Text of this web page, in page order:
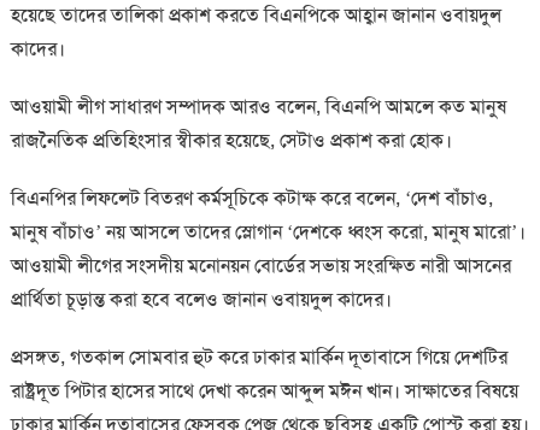
হয়েছে তাদের তালিকা প্রকাশ করতে বিএনপিকে আহ্বান জানান ওবায়দুল
কাদের।
আওয়ামী লীগ সাধারণ সম্পাদক আরও বলেন, বিএনপি আমলে কত মানুষ
রাজনৈতিক প্রতিহিংসার স্বীকার হয়েছে, সেটাও প্রকাশ করা হোক।
বিএনপির লিফলেট বিতরণ কর্মসূচিকে কটাক্ষ করে বলেন, ‘দেশ বাঁচাও,
মানুষ বাঁচাও’ নয় আসলে তাদের স্লোগান ‘দেশকে ধ্বংস করো, মানুষ মারো’।
আওয়ামী লীগের সংসদীয় মনোনয়ন বোর্ডের সভায় সংরক্ষিত নারী আসনের
প্রার্থিতা চূড়ান্ত করা হবে বলেও জানান ওবায়দুল কাদের।
প্রসঙ্গত, গতকাল সোমবার হুট করে ঢাকার মার্কিন দূতাবাসে গিয়ে দেশটির
রাষ্ট্রদূত পিটার হাসের সাথে দেখা করেন আব্দুল মঈন খান। সাক্ষাতের বিষয়ে
ঢাকার মার্কিন দূতাবাসের ফেসবুক পেজ থেকে ছবিসহ একটি পোস্ট করা হয়।